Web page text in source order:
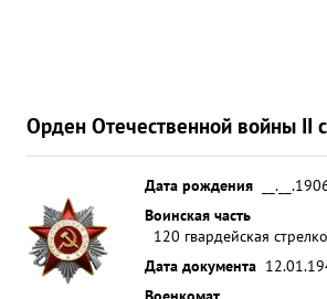
Орден Отечественной войны II
Дата рождения
Воинская часть
120 гвардейская
Дата документа